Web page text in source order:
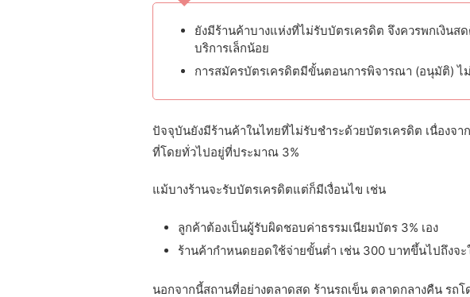
ยังมีร้านค้าบางแห่งที่ไม่รับบัตรเครดิต จึงควรพกเงิน
บริการเล็กน้อย
การสมัครบัตรเครดิตมีขั้นตอนการพิจารณา (อนุมัติ) ไ
ปัจจุบันยังมีร้านค้าในไทยที่ไม่รับชำระด้วยบัตรเครดิต เนื่องจ
ที่โดยทั่วไปอยู่ที่ประมาณ 3%
แม้บางร้านจะรับบัตรเครดิตแต่ก็มีเงื่อนไข เช่น
ลูกค้าต้องเป็นผู้รับผิดชอบค่าธรรมเนียมบัตร 3% เอง
ร้านค้ากำหนดยอดใช้จ่ายขั้นต่ำ เช่น 300 บาทขึ้นไปถึงจ
นอกจากนี้สถานที่อย่างตลาดสด ร้านรถเข็น ตลาดกลางคืน รถโ